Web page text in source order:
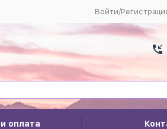
Войти/
оплата